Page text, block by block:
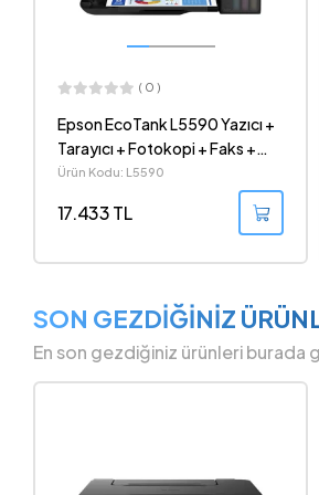
( 0 )
Canon Pixma G3430 Wi-Fi +
Tarayıcı + Fotokopi Renkli Çok
Fonksiyonlu Mürekkep Tanklı
Ürün Kodu: G3430
8.606 TL
SON GEZDİĞİNİZ
En son gezdiğiniz ürünleri burada